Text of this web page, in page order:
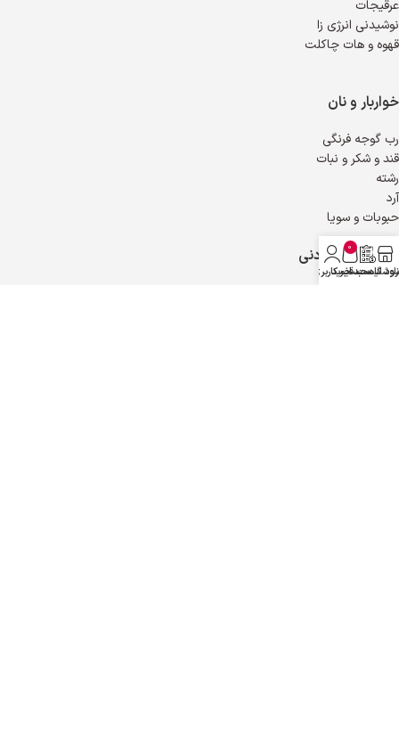
عرقیجات
نوشیدنی انرژی زا
قهوه و هات چاکلت
خواربار و نان
رب گوجه فرنگی
قند و شکر و نبات
رشته
آرد
حبوبات و سویا
چاشنی و افرودنی
دانلود لیست قیمت
0
سبد خرید
حساب کاربری من